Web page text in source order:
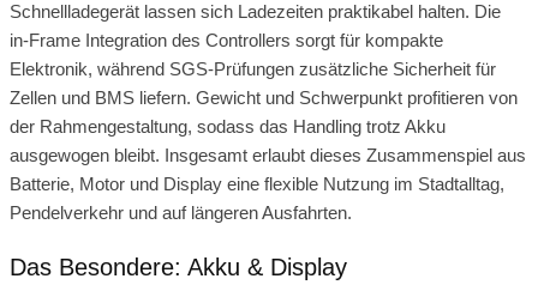
Schnellladegerät lassen sich Ladezeiten praktikabel halten. Die
in‑Frame Integration des Controllers sorgt für kompakte
Elektronik, während SGS-Prüfungen zusätzliche Sicherheit für
Zellen und BMS liefern. Gewicht und Schwerpunkt profitieren von
der Rahmengestaltung, sodass das Handling trotz Akku
ausgewogen bleibt. Insgesamt erlaubt dieses Zusammenspiel aus
Batterie, Motor und Display eine flexible Nutzung im Stadtalltag,
Pendelverkehr und auf längeren Ausfahrten.
Das Besondere: Akku & Display